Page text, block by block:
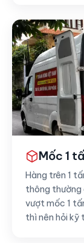
Mốc 1
Hàng trên 1
thông thường
vượt mốc 1
thì nên hỏi kỹ